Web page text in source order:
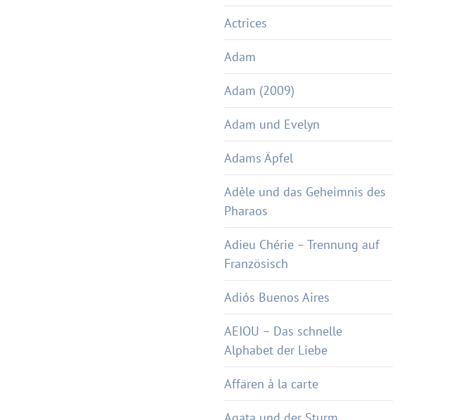
Actrices
Adam
Adam (2009)
Adam und Evelyn
Adams Äpfel
Adèle und das Geheimnis des
Pharaos
Adieu Chérie – Trennung auf
Französisch
Adiós Buenos Aires
AEIOU – Das schnelle
Alphabet der Liebe
Affären à la carte